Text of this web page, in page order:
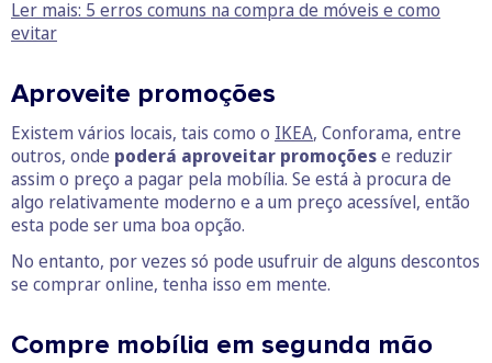
Ler mais: 5 erros comuns na compra de móveis e como
evitar
Aproveite promoções
Existem vários locais, tais como o IKEA, Conforama, entre
outros, onde poderá aproveitar promoçõese reduzir
assim o preço a pagar pela mobília. Se está à procura de
algo relativamente moderno e a um preço acessível, então
esta pode ser uma boa opção.
No entanto, por vezes só pode usufruir de alguns descontos
se comprar online, tenha isso em mente.
Compre mobília em segunda mão